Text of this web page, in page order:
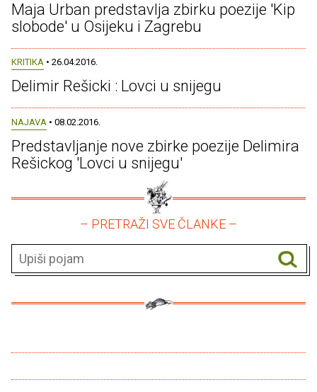
Maja Urban predstavlja zbirku poezije 'Kip
slobode' u Osijeku i Zagrebu
KRITIKA • 26.04.2016.
Delimir Rešicki : Lovci u snijegu
NAJAVA • 08.02.2016.
Predstavljanje nove zbirke poezije Delimira
Rešickog 'Lovci u snijegu'
– PRETRAŽI SVE ČLANKE –